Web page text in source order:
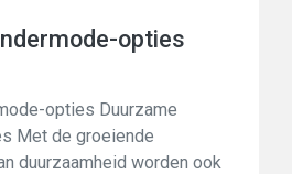
opties
opties Duurzame
Met de groeiende
duurzaamheid worden ook